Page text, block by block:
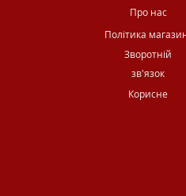
Про нас
Політика
Зворотній
зв'язок
Корисне